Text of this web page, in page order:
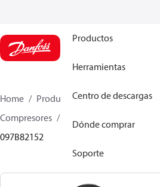
Productos
Herramientas
Centro de descargas
Dónde comprar
Soporte
Home Productos
Climate Solutions
Compresores
097B82152